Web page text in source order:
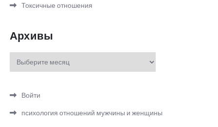
Токсичные отношения
Архивы
Архивы
Войти
психология отношений мужчины и женщины